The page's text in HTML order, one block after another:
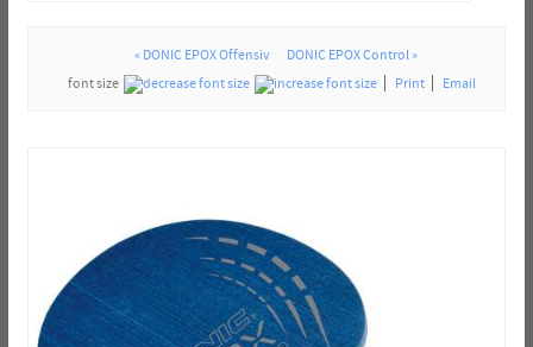
« DONIC EPOX Offensiv
DONIC EPOX Control »
font size
Print Email